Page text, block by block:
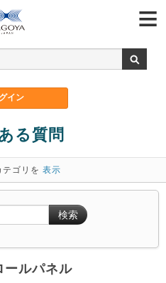
る質問
ゴリを 表示
検索
ールパネル